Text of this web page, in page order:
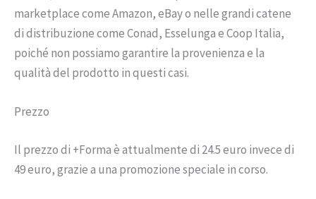
marketplace come Amazon, eBay o nelle grandi catene
di distribuzione come Conad, Esselunga e Coop Italia,
poiché non possiamo garantire la provenienza e la
qualità del prodotto in questi casi.
Prezzo
Il prezzo di +Forma è attualmente di 24.5 euro invece di
49 euro, grazie a una promozione speciale in corso.